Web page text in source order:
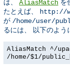
は、 AliasMatch を
たとえば、
http://
が /home/user/
るには、 以下のよう
AliasMatch ^/
/home/$1/